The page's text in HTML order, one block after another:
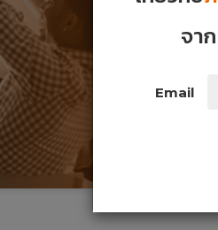
จาก
Email